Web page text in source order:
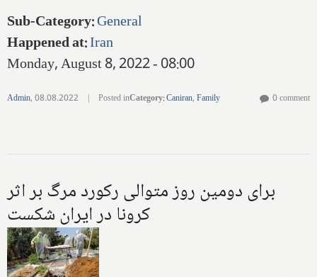
Sub-Category:General
Happened at:Iran
Monday, August 8, 2022 - 08:00
Admin,08.08.2022 | Posted inCategory:Caniran,Family 0 comment
برای دومین روز متوالی رکورد مرگ بر اثر
کرونا در ایران شکست